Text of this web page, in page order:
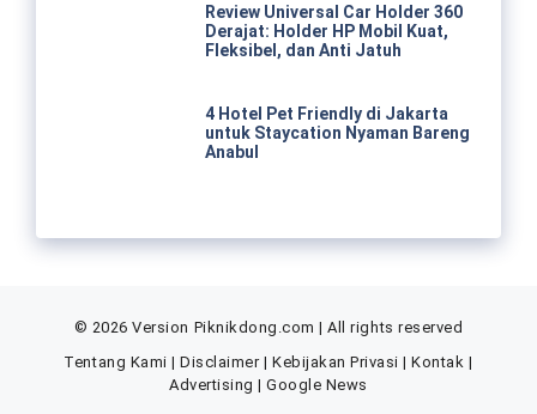
Review Universal Car Holder 360
Derajat: Holder HP Mobil Kuat,
Fleksibel, dan Anti Jatuh
4 Hotel Pet Friendly di Jakarta
untuk Staycation Nyaman Bareng
Anabul
© 2026 Version Piknikdong.com | All rights reserved
Tentang Kami |Disclaimer| Kebijakan Privasi |Kontak |
Advertising |Google News